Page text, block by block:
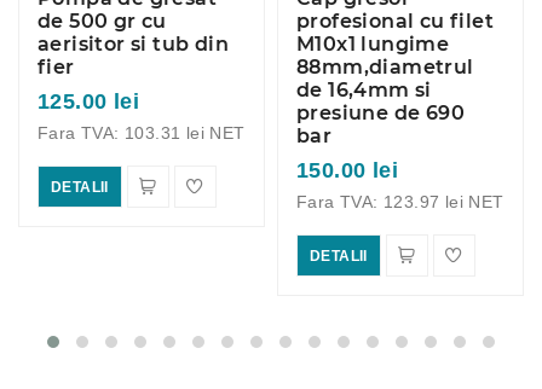
de 500 gr cu
aerisitor si tub din
fier
125.00 lei
Fara TVA: 103.31 lei NET
DETALII
profesional cu filet
M10x1 lungime
88mm,diametrul
de 16,4mm si
presiune de 690
bar
150.00 lei
Fara TVA: 123.97 lei NET
DETALII